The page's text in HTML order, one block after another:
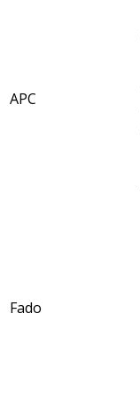
АРС
Fado